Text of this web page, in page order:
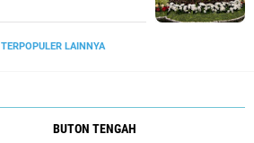
TERPOPULER LAINNYA
BUTON TENGAH